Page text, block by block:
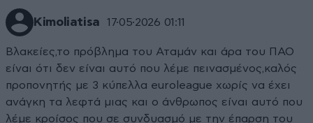
Kimoliatisa 17·05·2026 01:11
Βλακείες,το πρόβλημα του Αταμάν και άρα του ΠΑΟ
είναι ότι δεν είναι αυτό που λέμε πεινασμένος,καλός
προπονητής με 3 κύπελλα euroleague χωρίς να έχει
ανάγκη τα λεφτά μιας και ο άνθρωπος είναι αυτό που
λέμε κροίσος που σε συνδυασμό με την έπαρση του